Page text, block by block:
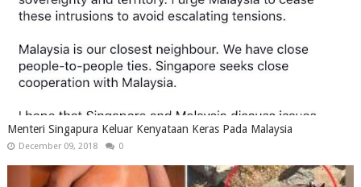
Menteri Singapura Keluar Kenyataan Keras Pada Malaysia
December 09, 2018 0